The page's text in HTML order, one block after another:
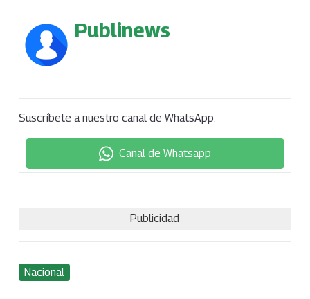
Publinews
Suscríbete a nuestro canal de WhatsApp:
Canal de Whatsapp
Publicidad
Nacional